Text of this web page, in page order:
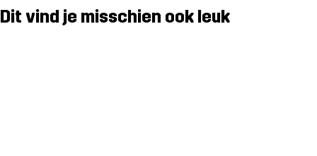
Dit vind je misschien ook leuk